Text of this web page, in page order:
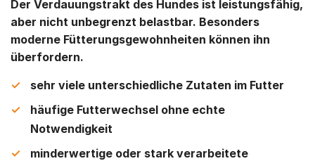
Der Verdauungstrakt des Hundes ist leistungsfähig,
aber nicht unbegrenzt belastbar. Besonders
moderne Fütterungsgewohnheiten können ihn
überfordern.
sehr viele unterschiedliche Zutaten im Futter
häufige Futterwechsel ohne echte
Notwendigkeit
minderwertige oder stark verarbeitete